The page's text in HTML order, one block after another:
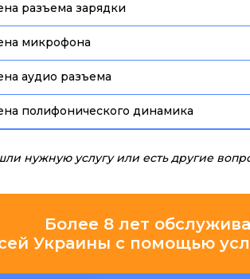
разъема зарядки
микрофона
аудио разъема
полифонического динамика
нужную услугу или есть другие
Более 8 лет
Украины с помощью